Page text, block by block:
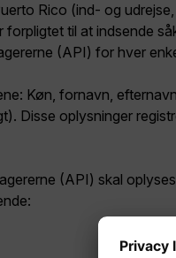
Rico (ind- og
til at indsende
(API) for hver
Køn, fornavn,
Disse oplysninger
(API) skal